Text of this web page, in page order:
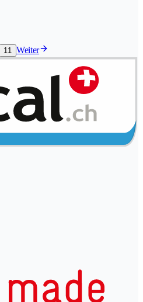
11 Weiter